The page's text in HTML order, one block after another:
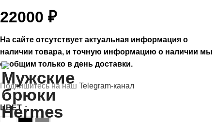
22000 ₽
На сайте отсутствует актуальная информация о
наличии товара, и точную информацию о наличии мы
сообщим только в день доставки.
Подпишитесь на наш Telegram-канал
ЦВЕТ